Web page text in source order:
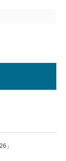
」